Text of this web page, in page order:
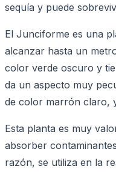
sequía y puede
El Junciforme es una
alcanzar hasta un
color verde oscuro y
da un aspecto muy
de color marrón claro,
Esta planta es muy
absorber
razón, se utiliza en la